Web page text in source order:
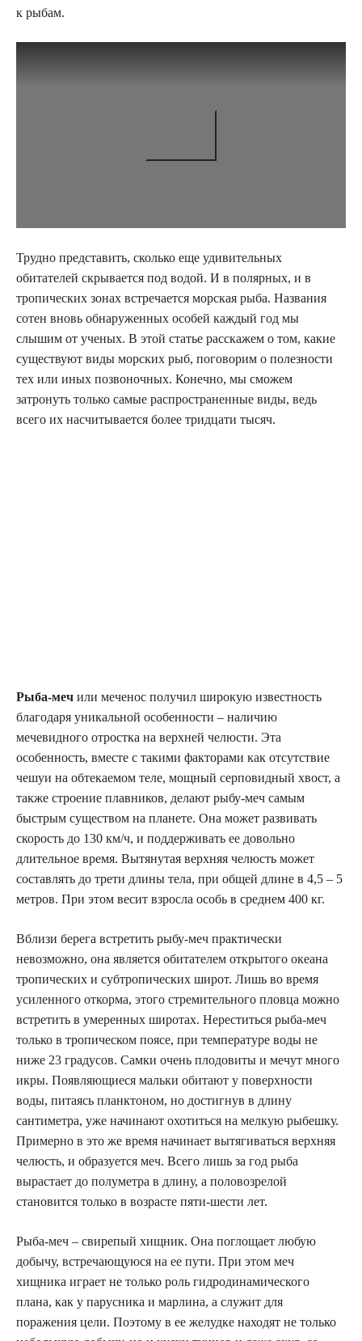
к рыбам.
Трудно представить, сколько еще удивительных
обитателей скрывается под водой. И в полярных, и в
тропических зонах встречается морская рыба. Названия
сотен вновь обнаруженных особей каждый год мы
слышим от ученых. В этой статье расскажем о том, какие
существуют виды морских рыб, поговорим о полезности
тех или иных позвоночных. Конечно, мы сможем
затронуть только самые распространенные виды, ведь
всего их насчитывается более тридцати тысяч.
Рыба-меч или меченос получил широкую известность
благодаря уникальной особенности – наличию
мечевидного отростка на верхней челюсти. Эта
особенность, вместе с такими факторами как отсутствие
чешуи на обтекаемом теле, мощный серповидный хвост, а
также строение плавников, делают рыбу-меч самым
быстрым существом на планете. Она может развивать
скорость до 130 км/ч, и поддерживать ее довольно
длительное время. Вытянутая верхняя челюсть может
составлять до трети длины тела, при общей длине в 4,5 – 5
метров. При этом весит взросла особь в среднем 400 кг.
Вблизи берега встретить рыбу-меч практически
невозможно, она является обитателем открытого океана
тропических и субтропических широт. Лишь во время
усиленного откорма, этого стремительного пловца можно
встретить в умеренных широтах. Нереститься рыба-меч
только в тропическом поясе, при температуре воды не
ниже 23 градусов. Самки очень плодовиты и мечут много
икры. Появляющиеся мальки обитают у поверхности
воды, питаясь планктоном, но достигнув в длину
сантиметра, уже начинают охотиться на мелкую рыбешку.
Примерно в это же время начинает вытягиваться верхняя
челюсть, и образуется меч. Всего лишь за год рыба
вырастает до полуметра в длину, а половозрелой
становится только в возрасте пяти-шести лет.
Рыба-меч – свирепый хищник. Она поглощает любую
добычу, встречающуюся на ее пути. При этом меч
хищника играет не только роль гидродинамического
плана, как у парусника и марлина, а служит для
поражения цели. Поэтому в ее желудке находят не только